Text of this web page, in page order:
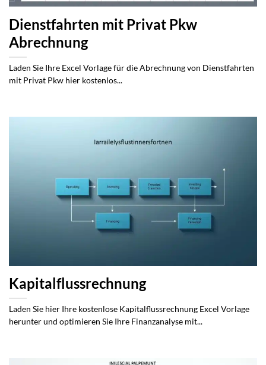
Dienstfahrten mit Privat Pkw
Abrechnung
Laden Sie Ihre Excel Vorlage für die Abrechnung von Dienstfahrten
mit Privat Pkw hier kostenlos...
Kapitalflussrechnung
Laden Sie hier Ihre kostenlose Kapitalflussrechnung Excel Vorlage
herunter und optimieren Sie Ihre Finanzanalyse mit...